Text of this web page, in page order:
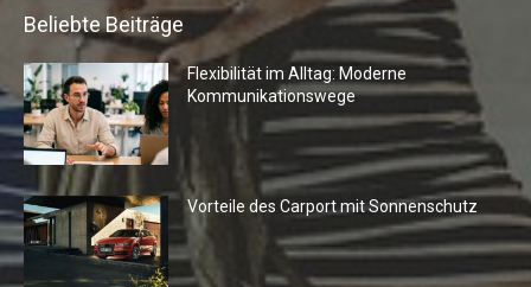
Beliebte Beiträge
Flexibilität im Alltag: Moderne
Kommunikationswege
Vorteile des Carport mit Sonnenschutz